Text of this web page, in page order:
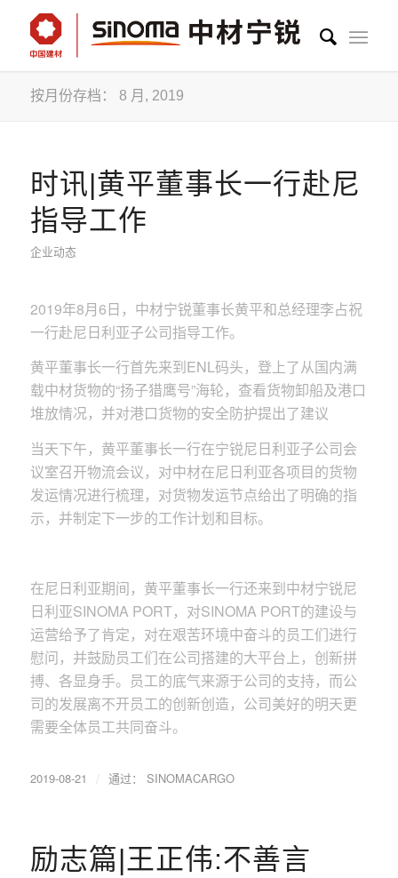
按月份存档： 8 月, 2019
时讯|黄平董事长一行赴尼
指导工作
企业动态
2019年8月6日，中材宁锐董事长黄平和总经理李占祝
一行赴尼日利亚子公司指导工作。
黄平董事长一行首先来到ENL码头，登上了从国内满
载中材货物的“扬子猎鹰号”海轮，查看货物卸船及港口
堆放情况，并对港口货物的安全防护提出了建议
当天下午，黄平董事长一行在宁锐尼日利亚子公司会
议室召开物流会议，对中材在尼日利亚各项目的货物
发运情况进行梳理，对货物发运节点给出了明确的指
示，并制定下一步的工作计划和目标。
在尼日利亚期间，黄平董事长一行还来到中材宁锐尼
日利亚SINOMA PORT，对SINOMA PORT的建设与
运营给予了肯定，对在艰苦环境中奋斗的员工们进行
慰问，并鼓励员工们在公司搭建的大平台上，创新拼
搏、各显身手。员工的底气来源于公司的支持，而公
司的发展离不开员工的创新创造，公司美好的明天更
需要全体员工共同奋斗。
2019-08-21 / 通过： SINOMACARGO
励志篇|王正伟:不善言